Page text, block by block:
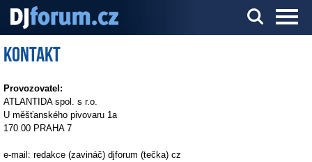
Server o DJ technice a DJingu
Kontakt
Provozovatel:
ATLANTIDA spol. s r.o.
U měšťanského pivovaru 1a
170 00 PRAHA 7
e-mail: redakce (zavináč) djforum (tečka) cz